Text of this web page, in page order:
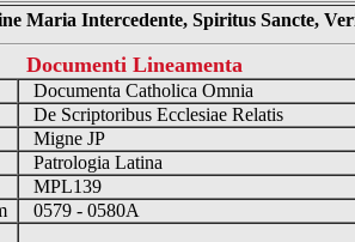
Maria Intercedente, Spiritus Sancte,
Documenti Lineamenta
Documenta Catholica Omnia
De Scriptoribus Ecclesiae Relatis
Migne JP
Patrologia Latina
MPL139
0579 - 0580A